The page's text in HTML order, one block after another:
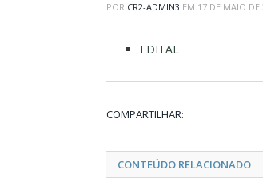
POR CR2-ADMIN3 EM 17 DE MAIO DE
EDITAL
COMPARTILHAR:
CONTEÚDO RELACIONADO